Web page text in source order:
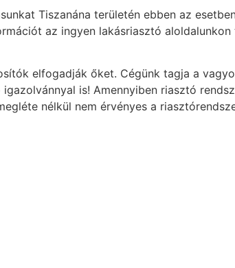
Tiszanána területén ebben az
az ingyen lakásriasztó aloldalunkon
elfogadják őket. Cégünk tagja a
is! Amennyiben riasztó
nélkül nem érvényes a